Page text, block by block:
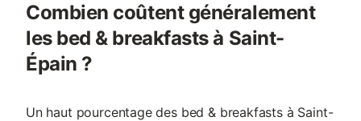
Combien coûtent généralement
les bed & breakfasts à Saint-
Épain ?
Un haut pourcentage des bed & breakfasts à Saint-